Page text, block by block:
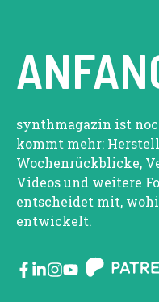
synthmagazin ist
kommt mehr:
Wochenrückblicke,
Videos und weitere
entscheidet mit,
entwickelt.